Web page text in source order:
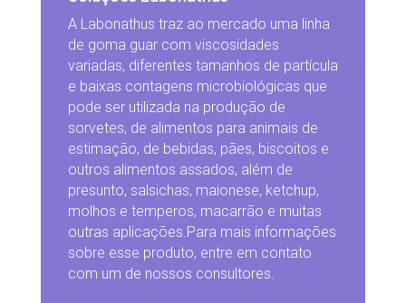
A Labonathus traz ao mercado uma linha
de goma guar com viscosidades
variadas, diferentes tamanhos de partícula
e baixas contagens microbiológicas que
pode ser utilizada na produção de
sorvetes, de alimentos para animais de
estimação, de bebidas, pães, biscoitos e
outros alimentos assados, além de
presunto, salsichas, maionese, ketchup,
molhos e temperos, macarrão e muitas
outras aplicações.Para mais informações
sobre esse produto, entre em contato
com um de nossos consultores.